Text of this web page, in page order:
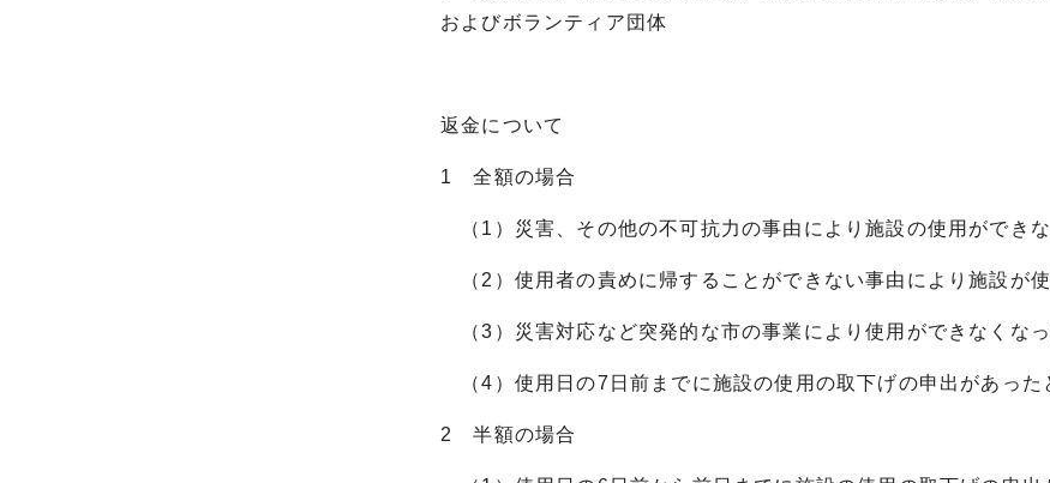
およびボランティア団体
返金について
1 全額の場合
（1）災害、その他の不可抗力の事由により施設の使用ができ
（2）使用者の責めに帰することができない事由により施設が
（3）災害対応など突発的な市の事業により使用ができなくなっ
（4）使用日の7日前までに施設の使用の取下げの申出があった
2 半額の場合